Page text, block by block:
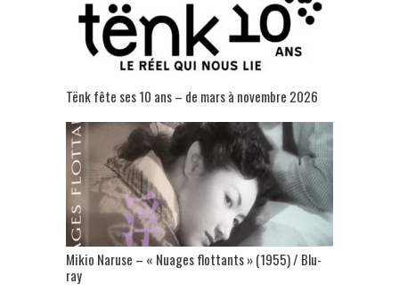
Tënk fête ses 10 ans – de mars à novembre 2026
Mikio Naruse – « Nuages flottants » (1955) / Blu-
ray